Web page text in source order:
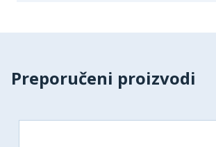
Preporučeni proizvodi